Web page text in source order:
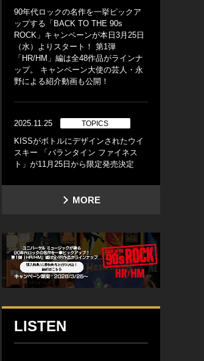
90年代ロックの名作を一挙ピックア
ップする「BACK TO THE 90s
ROCK」キャンペーンが本日3月25日
（水）よりスタート！ 第1弾
「HR/HM」編は全48作品がラインナ
ップ。 キャンペーン大使の芸人・永
野による紹介動画も公開！
2025.11.25 TOPICS
KISSがボトルにデザインされたウイ
スキー 「バランタイン ファイネス
ト」が11月25日から限定発売決定
MORE
LISTEN